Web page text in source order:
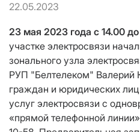
22.05.2023
23 мая 2023 года с 14.00
участке электросвязи
зонального узла
РУП "Белтелеком" Валерий
граждан и юридических
услуг электросвязи с
«прямой телефонной